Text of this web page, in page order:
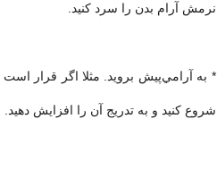
نرمش آرام بدن را سرد كنيد.
شروع كنيد و به تدريج آن را افزايش دهيد.